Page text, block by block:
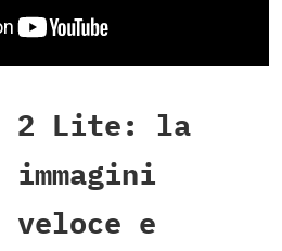
2 Lite: la
immagini
e